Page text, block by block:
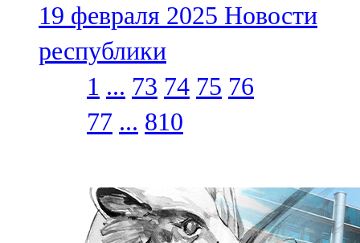
19 февраля 2025 Новости
республики
1 ... 73 74 75 76
77 ... 810